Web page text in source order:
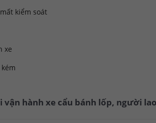
kiểm soát
xe
vận hành xe cẩu bánh lốp, người